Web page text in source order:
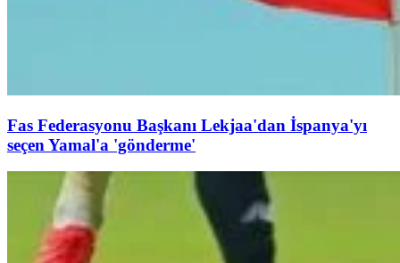
Fas Federasyonu Başkanı Lekjaa'dan İspanya'yı
seçen Yamal'a 'gönderme'